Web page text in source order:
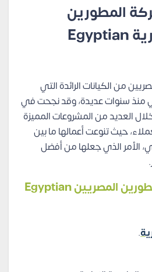
المطورين
المصريين العقارية Egyptian
من الكيانات الرائدة التي
منذ سنوات عديدة، وقد نجحت في
العديد من المشروعات المميزة
حيث تنوعت أعمالها ما بين
الأمر الذي جعلها من أفضل
مشروعات شركة المطورين المصريين Egyptian
.